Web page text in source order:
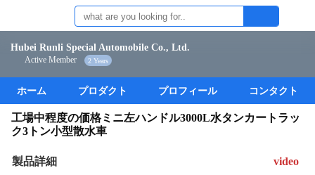
Hubei Runli Special Automobile Co., Ltd.
Active Member 2 Years
ホーム プロダクト プロフィール コンタクト
工場中程度の価格ミニ左ハンドル3000L水タンカートラッ
ク3トン小型散水車
製品詳細 video